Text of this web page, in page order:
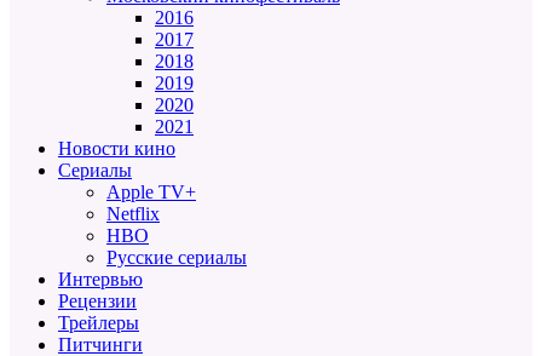
2016
2017
2018
2019
2020
2021
Новости кино
Сериалы
Apple TV+
Netflix
HBO
Русские сериалы
Интервью
Рецензии
Трейлеры
Питчинги